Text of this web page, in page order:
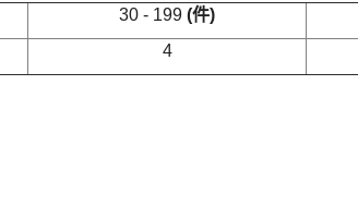
30 - 199 (件)
4